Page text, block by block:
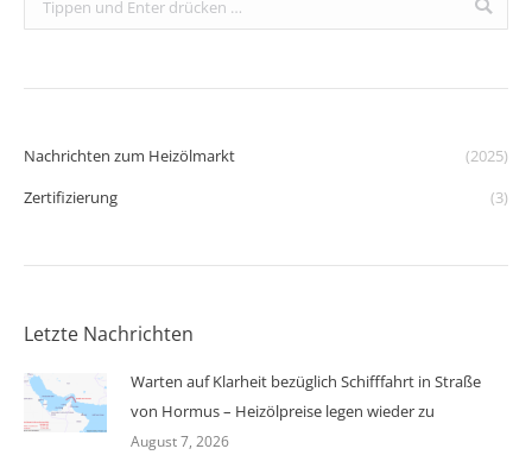
Nachrichten zum Heizölmarkt
(2025)
Zertifizierung
(3)
Letzte Nachrichten
Warten auf Klarheit bezüglich Schifffahrt in Straße
von Hormus – Heizölpreise legen wieder zu
August 7, 2026